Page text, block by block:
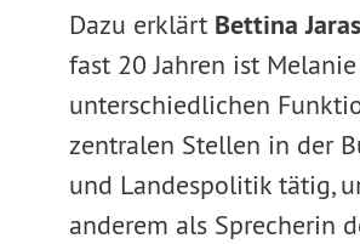
Dazu erklärt Bettina
fast 20 Jahren ist
unterschiedlichen
zentralen Stellen in der
und Landespolitik tätig,
anderem als Sprecherin